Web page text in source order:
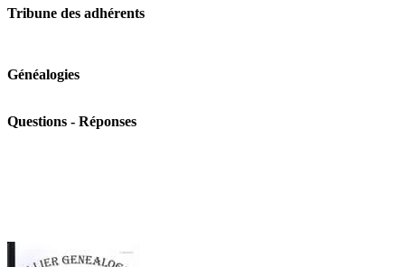
Tribune des adhérents
Généalogies
Questions - Réponses